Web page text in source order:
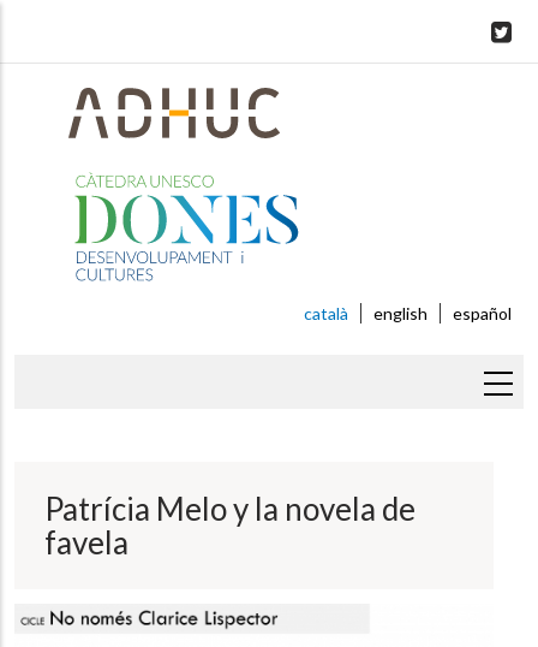
català english español
Patrícia Melo y la novela de
favela